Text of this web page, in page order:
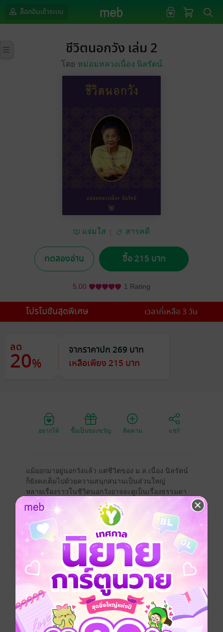
ล็อกอินเข้าระบบ
ชีวิตนอกวัง เล่ม 2
โดย หม่อมหลวงเนื่อง นิลรัตน์
แจ่มใส สารคดี
ทดลองอ่าน ซื้อ 215 บาท
5.00 1 Rating
โปรโมชันสุดพิเศษ เวลาที่เหลือ 3 วัน
ลด
20%
จากราคาปก 269 บาท
เหลือเพียง 215 บาท
อยากได้ ซื้อเป็นของขวัญ ติดตาม แชร์
แม้ออกมาอยู่นอกวังแล้ว แต่ชีวิตของ ม.ล.เนื่อง นิลรัตน์
ก็ยังคงเต็มไปด้วยความสนุกสนานเป็นส่วนใหญ่
หลายเรื่องราวในชีวิตนอกวังอาจจะดูเป็นเรื่องธรรมดา
แต่พอเกิดขึ้นกับ ม.ล.เนื่อง ก็กลับกลายเป็นเรื่องพิเศษขึ้น
มาเสียอย่างนั้น
การไปดูละครทุกวันหยุดสุดสัปดาห์
การไปเป็นวิทยากร ให้สัมภาษณ์ ออกรายการโทรทัศน์
การต้อนรับญาติสนิทมิตรสหาย และแฟนนักอ่านที่ไม่รู้จัก
การรับมือกับโรคภัยไข้เจ็บและเหตุกะทันหันใดๆ
ไม่ว่าเรื่องไหนๆ ก็กลายเป็นสนุกน่าสนใจไปเสียหมด น่าทึ่ง
จริงๆ
ม.ล.เนื่อง นิลรัตน์ เป็นนักเล่าเรื่องชั้นยอด เป็นผู้ใหญ่ที่น่า
เคารพ
และเป็นที่รักของนักอ่านทุกยุคทุกสมัยตลอดไป